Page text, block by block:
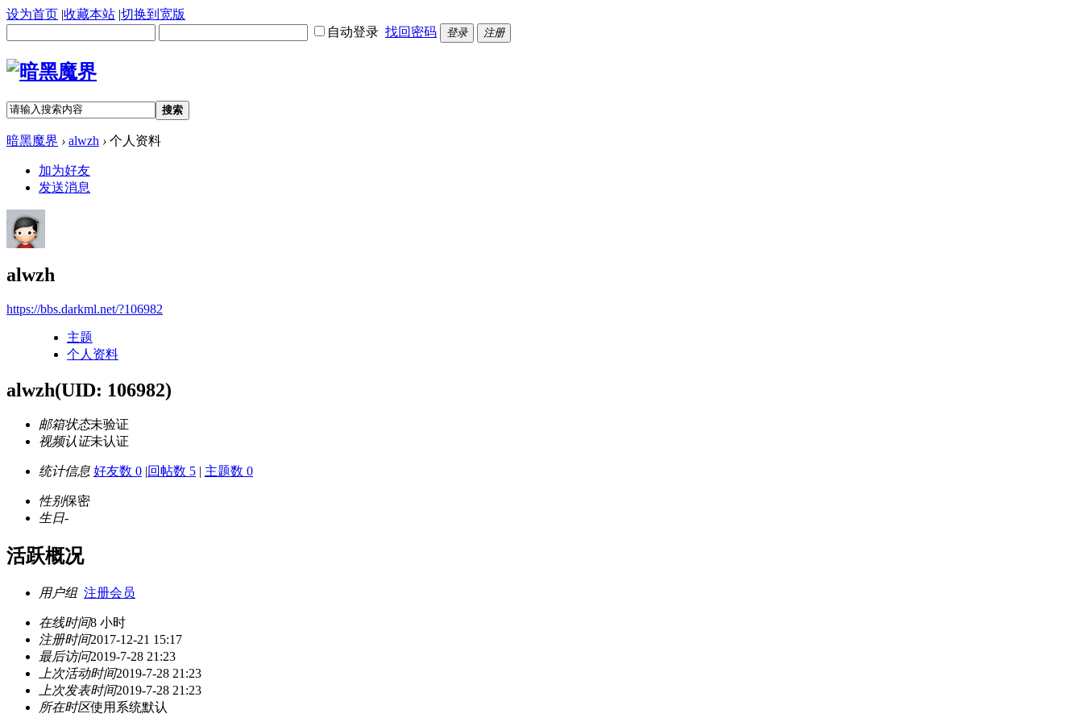
设为首页 |收藏本站 |切换到宽版
自动登录 找回密码 登录 注册
搜索
暗黑魔界 › alwzh › 个人资料
加为好友
发送消息
alwzh
https://bbs.darkml.net/?106982
主题
个人资料
alwzh(UID: 106982)
邮箱状态未验证
视频认证未认证
统计信息 好友数 0 |回帖数 5 | 主题数 0
性别保密
生日-
活跃概况
用户组 注册会员
在线时间8 小时
注册时间2017-12-21 15:17
最后访问2019-7-28 21:23
上次活动时间2019-7-28 21:23
上次发表时间2019-7-28 21:23
所在时区使用系统默认